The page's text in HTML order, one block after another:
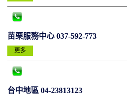
苗栗服務中心 037-592-773
更多
台中地區 04-23813123